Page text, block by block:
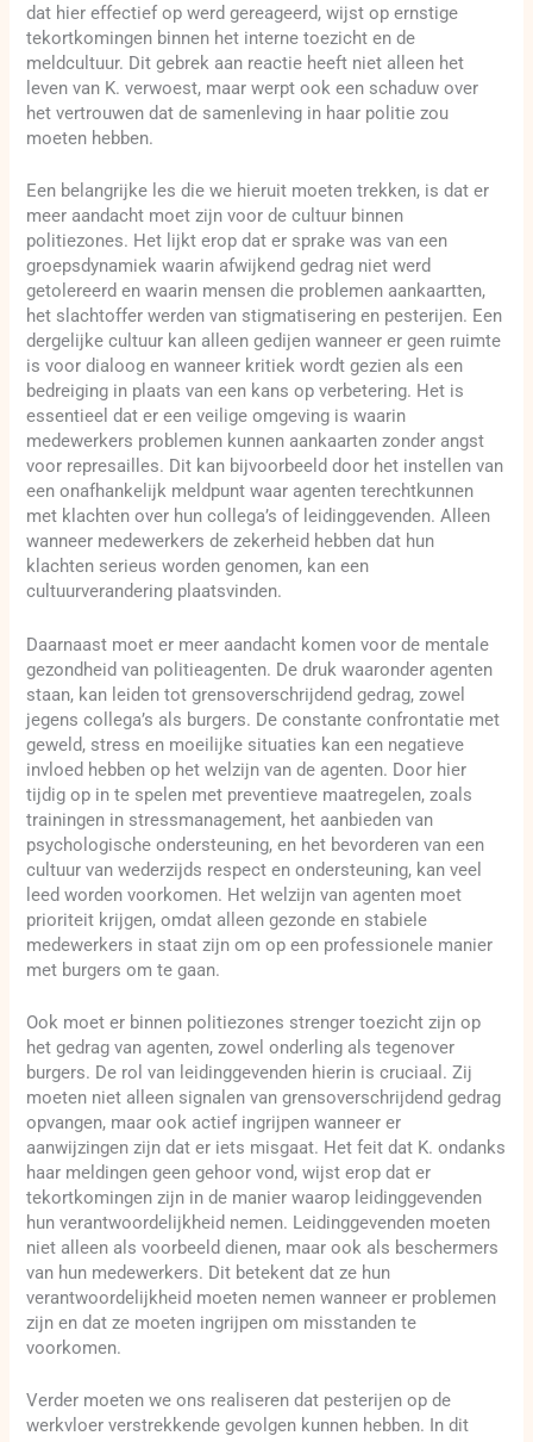
dat hier effectief op werd gereageerd, wijst op ernstige
tekortkomingen binnen het interne toezicht en de
meldcultuur. Dit gebrek aan reactie heeft niet alleen het
leven van K. verwoest, maar werpt ook een schaduw over
het vertrouwen dat de samenleving in haar politie zou
moeten hebben.
Een belangrijke les die we hieruit moeten trekken, is dat er
meer aandacht moet zijn voor de cultuur binnen
politiezones. Het lijkt erop dat er sprake was van een
groepsdynamiek waarin afwijkend gedrag niet werd
getolereerd en waarin mensen die problemen aankaartten,
het slachtoffer werden van stigmatisering en pesterijen. Een
dergelijke cultuur kan alleen gedijen wanneer er geen ruimte
is voor dialoog en wanneer kritiek wordt gezien als een
bedreiging in plaats van een kans op verbetering. Het is
essentieel dat er een veilige omgeving is waarin
medewerkers problemen kunnen aankaarten zonder angst
voor represailles. Dit kan bijvoorbeeld door het instellen van
een onafhankelijk meldpunt waar agenten terechtkunnen
met klachten over hun collega’s of leidinggevenden. Alleen
wanneer medewerkers de zekerheid hebben dat hun
klachten serieus worden genomen, kan een
cultuurverandering plaatsvinden.
Daarnaast moet er meer aandacht komen voor de mentale
gezondheid van politieagenten. De druk waaronder agenten
staan, kan leiden tot grensoverschrijdend gedrag, zowel
jegens collega’s als burgers. De constante confrontatie met
geweld, stress en moeilijke situaties kan een negatieve
invloed hebben op het welzijn van de agenten. Door hier
tijdig op in te spelen met preventieve maatregelen, zoals
trainingen in stressmanagement, het aanbieden van
psychologische ondersteuning, en het bevorderen van een
cultuur van wederzijds respect en ondersteuning, kan veel
leed worden voorkomen. Het welzijn van agenten moet
prioriteit krijgen, omdat alleen gezonde en stabiele
medewerkers in staat zijn om op een professionele manier
met burgers om te gaan.
Ook moet er binnen politiezones strenger toezicht zijn op
het gedrag van agenten, zowel onderling als tegenover
burgers. De rol van leidinggevenden hierin is cruciaal. Zij
moeten niet alleen signalen van grensoverschrijdend gedrag
opvangen, maar ook actief ingrijpen wanneer er
aanwijzingen zijn dat er iets misgaat. Het feit dat K. ondanks
haar meldingen geen gehoor vond, wijst erop dat er
tekortkomingen zijn in de manier waarop leidinggevenden
hun verantwoordelijkheid nemen. Leidinggevenden moeten
niet alleen als voorbeeld dienen, maar ook als beschermers
van hun medewerkers. Dit betekent dat ze hun
verantwoordelijkheid moeten nemen wanneer er problemen
zijn en dat ze moeten ingrijpen om misstanden te
voorkomen.
Verder moeten we ons realiseren dat pesterijen op de
werkvloer verstrekkende gevolgen kunnen hebben. In dit